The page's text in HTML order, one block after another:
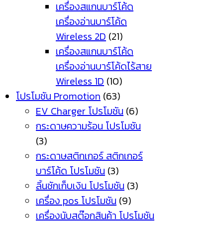
เครื่องสแกนบาร์โค้ด
เครื่องอ่านบาร์โค้ด
Wireless 2D (21)
เครื่องสแกนบาร์โค้ด
เครื่องอ่านบาร์โค้ดไร้สาย
Wireless 1D (10)
โปรโมชัน Promotion (63)
EV Charger โปรโมชัน (6)
กระดาษความร้อน โปรโมชัน
(3)
กระดาษสติกเกอร์ สติกเกอร์
บาร์โค้ด โปรโมชัน (3)
ลิ้นชักเก็บเงิน โปรโมชัน (3)
เครื่อง pos โปรโมชัน (9)
เครื่องนับสต๊อกสินค้า โปรโมชัน